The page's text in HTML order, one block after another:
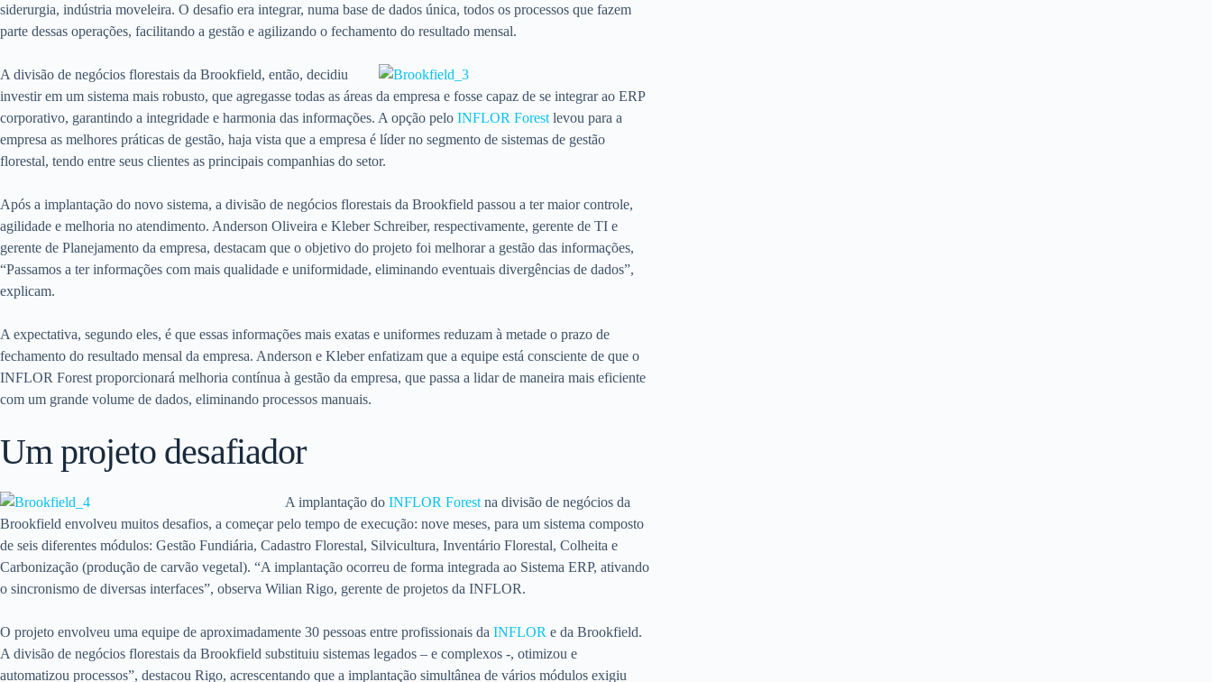
siderurgia, indústria moveleira. O desafio era integrar, numa base de dados única, todos os processos que fazem
parte dessas operações, facilitando a gestão e agilizando o fechamento do resultado mensal.
A divisão de negócios florestais da Brookfield, então, decidiu
investir em um sistema mais robusto, que agregasse todas as áreas da empresa e fosse capaz de se integrar ao ERP
corporativo, garantindo a integridade e harmonia das informações. A opção pelo INFLOR Forest levou para a
empresa as melhores práticas de gestão, haja vista que a empresa é líder no segmento de sistemas de gestão
florestal, tendo entre seus clientes as principais companhias do setor.
Após a implantação do novo sistema, a divisão de negócios florestais da Brookfield passou a ter maior controle,
agilidade e melhoria no atendimento. Anderson Oliveira e Kleber Schreiber, respectivamente, gerente de TI e
gerente de Planejamento da empresa, destacam que o objetivo do projeto foi melhorar a gestão das informações,
“Passamos a ter informações com mais qualidade e uniformidade, eliminando eventuais divergências de dados”,
explicam.
A expectativa, segundo eles, é que essas informações mais exatas e uniformes reduzam à metade o prazo de
fechamento do resultado mensal da empresa. Anderson e Kleber enfatizam que a equipe está consciente de que o
INFLOR Forest proporcionará melhoria contínua à gestão da empresa, que passa a lidar de maneira mais eficiente
com um grande volume de dados, eliminando processos manuais.
Um projeto desafiador
A implantação do INFLOR Forest na divisão de negócios da
Brookfield envolveu muitos desafios, a começar pelo tempo de execução: nove meses, para um sistema composto
de seis diferentes módulos: Gestão Fundiária, Cadastro Florestal, Silvicultura, Inventário Florestal, Colheita e
Carbonização (produção de carvão vegetal). “A implantação ocorreu de forma integrada ao Sistema ERP, ativando
o sincronismo de diversas interfaces”, observa Wilian Rigo, gerente de projetos da INFLOR.
O projeto envolveu uma equipe de aproximadamente 30 pessoas entre profissionais da INFLOR e da Brookfield.
A divisão de negócios florestais da Brookfield substituiu sistemas legados – e complexos -, otimizou e
automatizou processos”, destacou Rigo, acrescentando que a implantação simultânea de vários módulos exigiu